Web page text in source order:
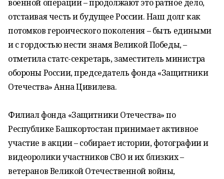
военной операции – продолжают это ратное дело,
отстаивая честь и будущее России. Наш долг как
потомков героического поколения – быть едиными
и с гордостью нести знамя Великой Победы, –
отметила статс-секретарь, заместитель министра
обороны России, председатель фонда «Защитники
Отечества» Анна Цивилева.
Филиал фонда «Защитники Отечества» по
Республике Башкортостан принимает активное
участие в акции – собирает истории, фотографии и
видеоролики участников СВО и их близких –
ветеранов Великой Отечественной войны,